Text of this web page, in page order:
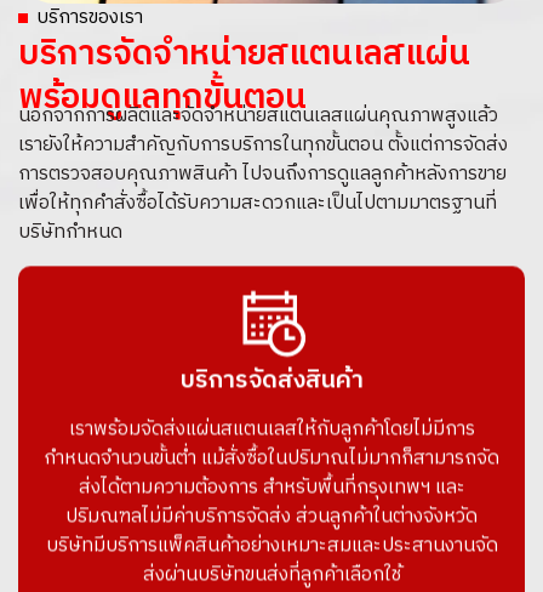
บริการของเรา
บริการจัดจำหน่ายสแตนเลสแผ่น
พร้อมดูแลทุกขั้นตอน
นอกจากการผลิตและจัดจำหน่ายสแตนเลสแผ่นคุณภาพสูงแล้ว
เรายังให้ความสำคัญกับการบริการในทุกขั้นตอน ตั้งแต่การจัดส่ง
การตรวจสอบคุณภาพสินค้า ไปจนถึงการดูแลลูกค้าหลังการขาย
เพื่อให้ทุกคำสั่งซื้อได้รับความสะดวกและเป็นไปตามมาตรฐานที่
บริษัทกำหนด
บริการจัดส่งสินค้า
เราพร้อมจัดส่งแผ่นสแตนเลสให้กับลูกค้าโดยไม่มีการ
กำหนดจำนวนขั้นต่ำ แม้สั่งซื้อในปริมาณไม่มากก็สามารถจัด
ส่งได้ตามความต้องการ สำหรับพื้นที่กรุงเทพฯ และ
ปริมณฑลไม่มีค่าบริการจัดส่ง ส่วนลูกค้าในต่างจังหวัด
บริษัทมีบริการแพ็คสินค้าอย่างเหมาะสมและประสานงานจัด
ส่งผ่านบริษัทขนส่งที่ลูกค้าเลือกใช้